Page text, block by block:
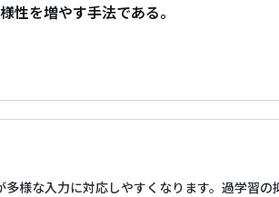
性を増やす手法である。
様な入力に対応しやすくなります。過学習の